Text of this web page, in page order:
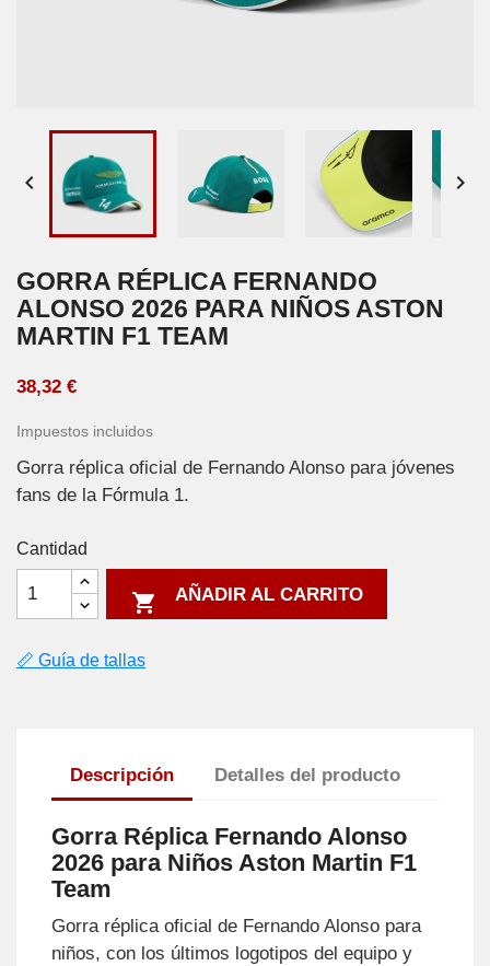
 
GORRA RÉPLICA FERNANDO
ALONSO 2026 PARA NIÑOS ASTON
MARTIN F1 TEAM
38,32 €
Impuestos incluidos
Gorra réplica oficial de Fernando Alonso para jóvenes
fans de la Fórmula 1.
Cantidad
 AÑADIR AL CARRITO
📏 Guía de tallas
Descripción Detalles del producto
Gorra Réplica Fernando Alonso
2026 para Niños Aston Martin F1
Team
Gorra réplica oficial de Fernando Alonso para
niños, con los últimos logotipos del equipo y